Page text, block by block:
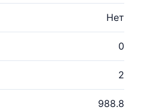
Нет
0
2
988.8